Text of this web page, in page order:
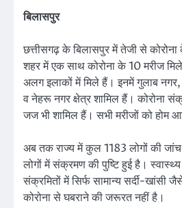
बिलासपुर
छत्तीसगढ़ के बिलासपुर में तेजी से
शहर में एक साथ कोरोना के 10 मरीज
अलग इलाकों में मिले हैं। इनमें गुलाब
व नेहरू नगर क्षेत्र शामिल हैं। कोरोना
जज भी शामिल हैं। सभी मरीजों को होम
अब तक राज्य में कुल 1183 लोगों की
लोगों में संक्रमण की पुष्टि हुई है।
संक्रमितों में सिर्फ सामान्य सर्दी-खांसी
कोरोना से घबराने की जरूरत नहीं है।